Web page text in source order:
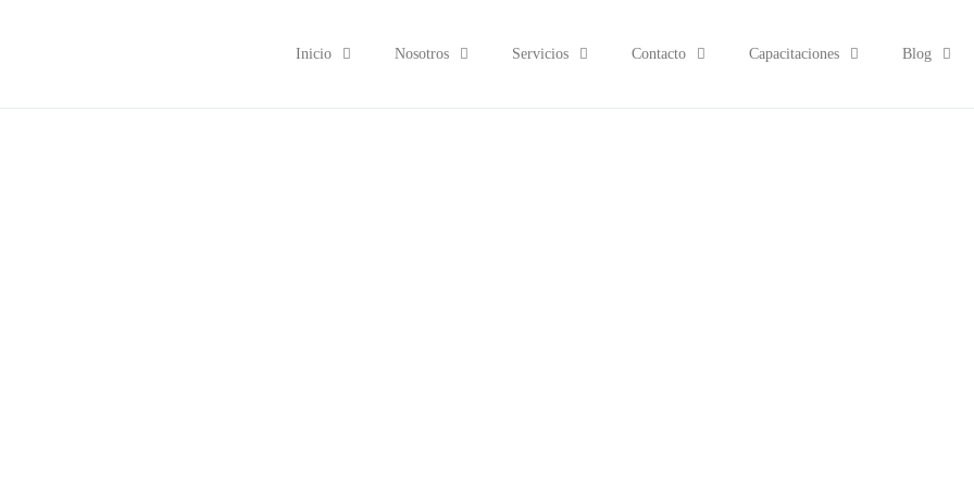
Inicio Nosotros Servicios Contacto Capacitaciones Blog